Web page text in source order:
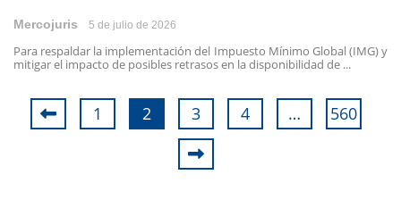
Mercojuris 5 de julio de 2026
Para respaldar la implementación del Impuesto Mínimo Global (IMG) y
mitigar el impacto de posibles retrasos en la disponibilidad de ...
1 2 3 4 … 560